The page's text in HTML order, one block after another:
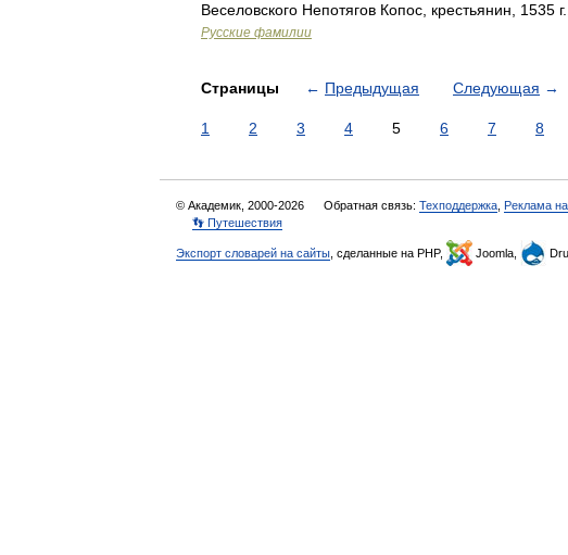
Веселовского Непотягов Копос, крестьянин,
Русские фамилии
Страницы ← Предыдущая Следующая →
1 2 3 4 5 6 7 8
© Академик, 2000-2026 Обратная связь: Техподдержка Реклама
👣 Путешествия
Экспорт словарей на сайты , сделанные на PHP, Joomla,